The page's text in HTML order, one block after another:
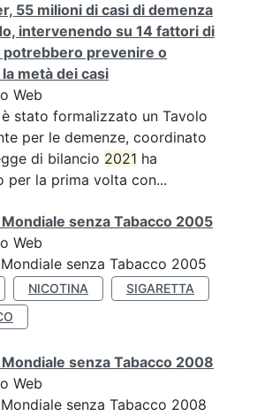
55 milioni di casi di demenza
intervenendo su 14 fattori di
potrebbero prevenire o
metà dei casi
Web
è stato formalizzato un Tavolo
per le demenze, coordinato
di bilancio 2021 ha
per la prima volta con...
senza Tabacco 2005
Web
senza Tabacco 2005
NICOTINA
SIGARETTA
senza Tabacco 2008
Web
senza Tabacco 2008